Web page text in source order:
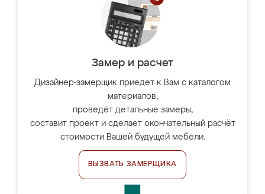
Замер и расчет
Дизайнер-замерщик приедет к Вам с каталогом
материалов,
проведёт детальные замеры,
составит проект и сделает окончательный расчёт
стоимости Вашей будущей мебели.
ВЫЗВАТЬ ЗАМЕРЩИКА